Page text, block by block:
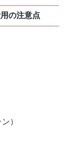
の注意点
）